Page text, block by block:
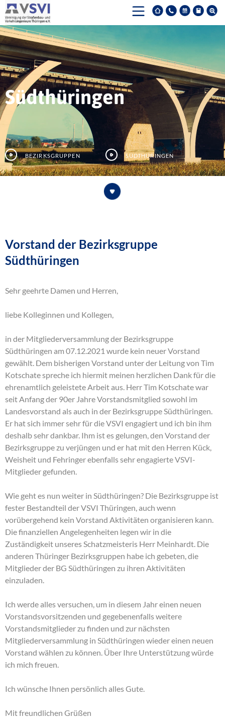
Südthüringen
Bezirksgruppen Südthüringen
Vorstand der Bezirksgruppe
Südthüringen
Sehr geehrte Damen und Herren,
liebe Kolleginnen und Kollegen,
in der Mitgliederversammlung der Bezirksgruppe
Südthüringen am 07.12.2021 wurde kein neuer Vorstand
gewählt. Dem bisherigen Vorstand unter der Leitung von Tim
Kotschate spreche ich hiermit meinen herzlichen Dank für die
ehrenamtlich geleistete Arbeit aus. Herr Tim Kotschate war
seit Anfang der 90er Jahre Vorstandsmitglied sowohl im
Landesvorstand als auch in der Bezirksgruppe Südthüringen.
Er hat sich immer sehr für die VSVI engagiert und ich bin ihm
deshalb sehr dankbar. Ihm ist es gelungen, den Vorstand der
Bezirksgruppe zu verjüngen und er hat mit den Herren Kück,
Weisheit und Fehringer ebenfalls sehr engagierte VSVI-
Mitglieder gefunden.
Wie geht es nun weiter in Südthüringen? Die Bezirksgruppe ist
fester Bestandteil der VSVI Thüringen, auch wenn
vorübergehend kein Vorstand Aktivitäten organisieren kann.
Die finanziellen Angelegenheiten legen wir in die
Zuständigkeit unseres Schatzmeisteris Herr Meinhardt. Die
anderen Thüringer Bezirksgruppen habe ich gebeten, die
Mitglieder der BG Südthüringen zu ihren Aktivitäten
einzuladen.
Ich werde alles versuchen, um in diesem Jahr einen neuen
Vorstandsvorsitzenden und gegebenenfalls weitere
Vorstandsmitglieder zu finden und zur nächsten
Mitgliederversammlung in Südthüringen wieder einen neuen
Vorstand wählen zu können. Über Ihre Unterstützung würde
ich mich freuen.
Ich wünsche Ihnen persönlich alles Gute.
Mit freundlichen Grüßen